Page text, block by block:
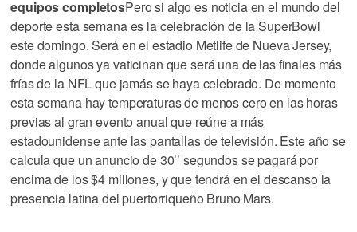
equipos completosPero si algo es noticia en el mundo del
deporte esta semana es la celebración de la SuperBowl
este domingo. Será en el estadio Metlife de Nueva Jersey,
donde algunos ya vaticinan que será una de las finales más
frías de la NFL que jamás se haya celebrado. De momento
esta semana hay temperaturas de menos cero en las horas
previas al gran evento anual que reúne a más
estadounidense ante las pantallas de televisión. Este año se
calcula que un anuncio de 30’’ segundos se pagará por
encima de los $4 millones, y que tendrá en el descanso la
presencia latina del puertorriqueño Bruno Mars.